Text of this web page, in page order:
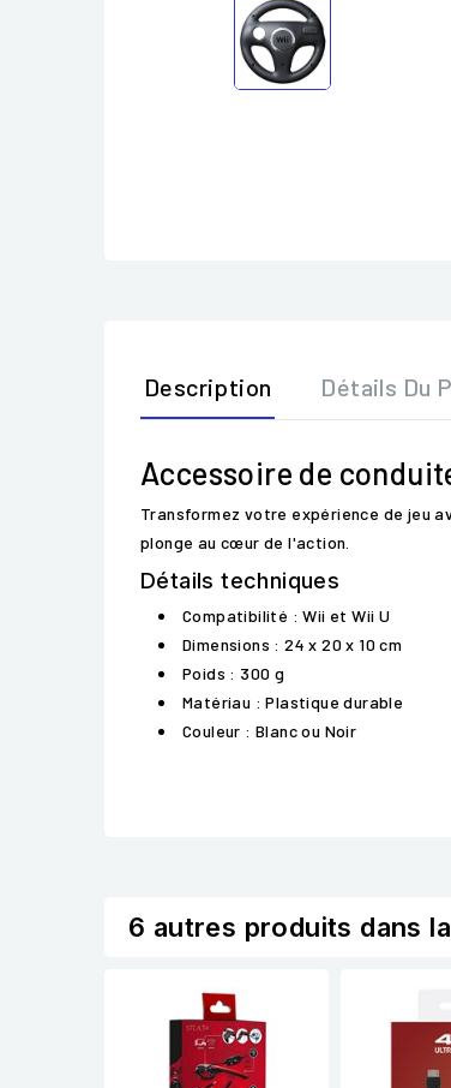
Description Détails Du
Accessoire de
Transformez votre expérience de jeu
plonge au cœur de l'action.
Détails techniques
Compatibilité : Wii et Wii U
Dimensions : 24 x 20 x 10 cm
Poids : 300 g
Matériau : Plastique durable
Couleur : Blanc ou Noir
6 autres produits dans